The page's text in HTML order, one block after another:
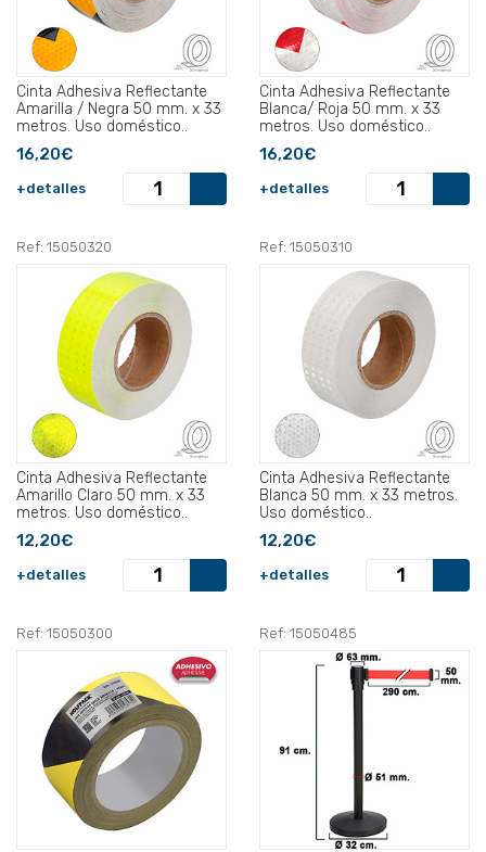
Cinta Adhesiva Reflectante
Amarilla / Negra 50 mm. x 33
metros. Uso doméstico..
16,20€
+detalles
Cinta Adhesiva Reflectante
Blanca/ Roja 50 mm. x 33
metros. Uso doméstico..
16,20€
+detalles
Ref: 15050320
Cinta Adhesiva Reflectante
Amarillo Claro 50 mm. x 33
metros. Uso doméstico..
12,20€
+detalles
Ref: 15050310
Cinta Adhesiva Reflectante
Blanca 50 mm. x 33 metros.
Uso doméstico..
12,20€
+detalles
Ref: 15050300 Ref: 15050485